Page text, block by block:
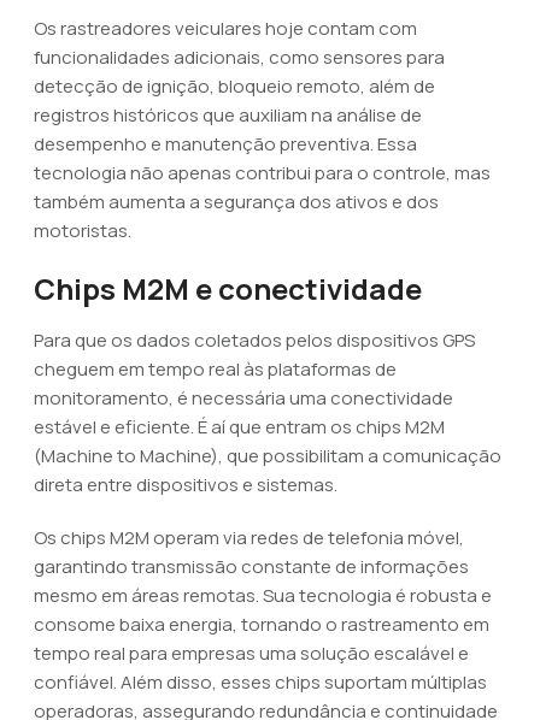
Os rastreadores veiculares hoje contam com
funcionalidades adicionais, como sensores para
detecção de ignição, bloqueio remoto, além de
registros históricos que auxiliam na análise de
desempenho e manutenção preventiva. Essa
tecnologia não apenas contribui para o controle, mas
também aumenta a segurança dos ativos e dos
motoristas.
Chips M2M e conectividade
Para que os dados coletados pelos dispositivos GPS
cheguem em tempo real às plataformas de
monitoramento, é necessária uma conectividade
estável e eficiente. É aí que entram os chips M2M
(Machine to Machine), que possibilitam a comunicação
direta entre dispositivos e sistemas.
Os chips M2M operam via redes de telefonia móvel,
garantindo transmissão constante de informações
mesmo em áreas remotas. Sua tecnologia é robusta e
consome baixa energia, tornando o rastreamento em
tempo real para empresas uma solução escalável e
confiável. Além disso, esses chips suportam múltiplas
operadoras, assegurando redundância e continuidade